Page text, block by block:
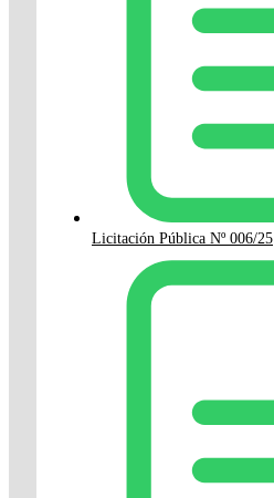
Licitación Pública Nº 006/25